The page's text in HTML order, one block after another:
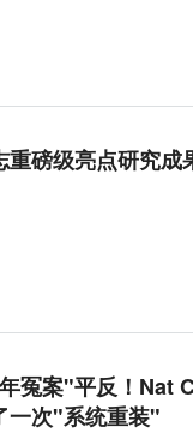
磅级亮点研究成
冤案"平反！Nat
一次"系统重装"